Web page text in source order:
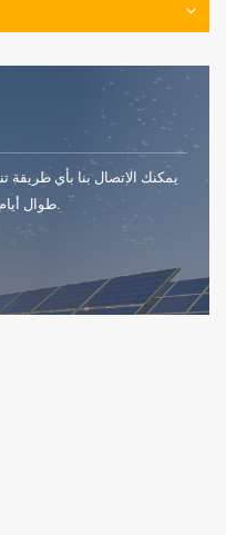
يمكنك الاتصال بنا بأي
طوال أيام الأسبوع عبر البريد الإلكتروني أو الهاتف.